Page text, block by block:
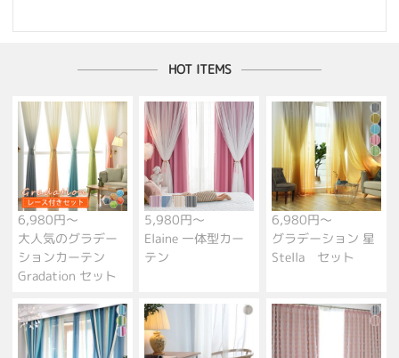
HOT ITEMS
6,980円～
大人気のグラデー
ションカーテン
Gradation セット
5,980円～
Elaine 一体型カー
テン
6,980円～
グラデーション 星
Stella セット